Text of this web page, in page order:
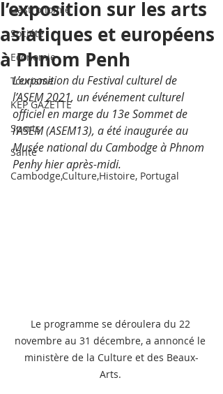
Gastronomie
Société
Economie
Tourisme
KEP GAZETTE
Sports
Santé
Cambodge,Culture,Histoire, Portugal
l’exposition sur les arts
asiatiques et européens
à Phnom Penh
L’exposition du Festival culturel de
l’ASEM 2021, un événement culturel
officiel en marge du 13e Sommet de
l’ASEM (ASEM13), a été inaugurée au
Musée national du Cambodge à Phnom
Penhy hier après-midi.
Le programme se déroulera du 22
novembre au 31 décembre, a annoncé le
ministère de la Culture et des Beaux-
Arts.